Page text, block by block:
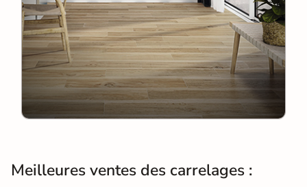
Meilleures ventes des carrelages :